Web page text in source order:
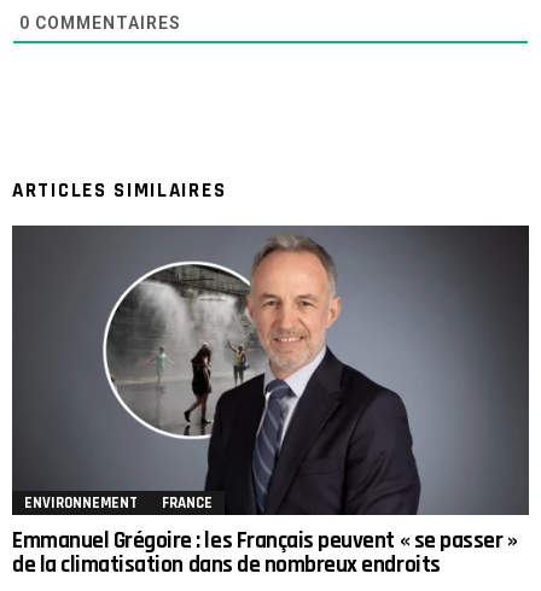
0 COMMENTAIRES
ARTICLES SIMILAIRES
ENVIRONNEMENT FRANCE
Emmanuel Grégoire : les Français peuvent « se passer »
de la climatisation dans de nombreux endroits